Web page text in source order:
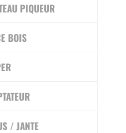
PIQUEUR
BOIS
/ JANTE